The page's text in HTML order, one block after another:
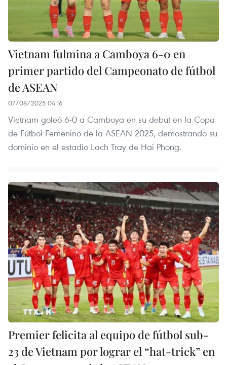
Vietnam fulmina a Camboya 6-0 en
primer partido del Campeonato de fútbol
de ASEAN
07/08/2025 04:16
Vietnam goleó 6-0 a Camboya en su debut en la Copa
de Fútbol Femenino de la ASEAN 2025, demostrando su
dominio en el estadio Lach Tray de Hai Phong.
Premier felicita al equipo de fútbol sub-
23 de Vietnam por lograr el “hat-trick” en